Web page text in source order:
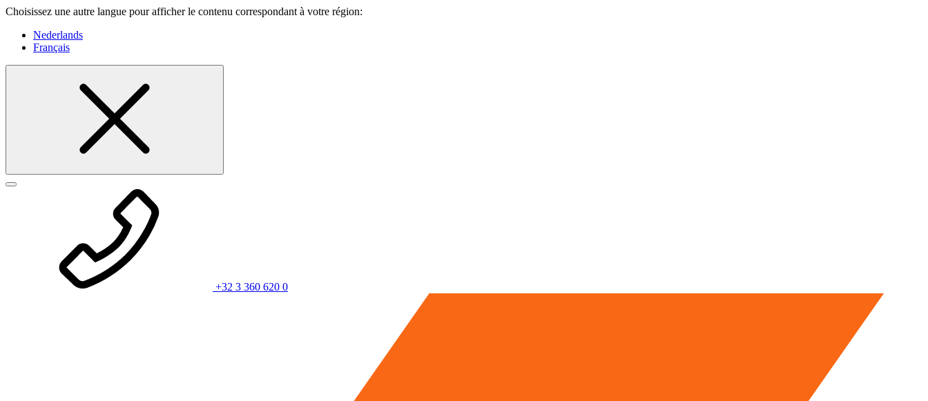
Choisissez une autre langue pour afficher le contenu correspondant à votre région:
Nederlands
Français
+32 3 360 620 0